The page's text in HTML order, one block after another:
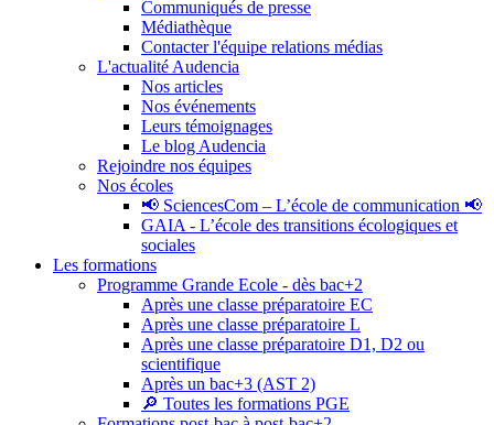
Communiqués de presse
Médiathèque
Contacter l'équipe relations médias
L'actualité Audencia
Nos articles
Nos événements
Leurs témoignages
Le blog Audencia
Rejoindre nos équipes
Nos écoles
📢 SciencesCom – L’école de communication 📢
GAIA - L’école des transitions écologiques et
sociales
Les formations
Programme Grande Ecole - dès bac+2
Après une classe préparatoire EC
Après une classe préparatoire L
Après une classe préparatoire D1, D2 ou
scientifique
Après un bac+3 (AST 2)
🔎 Toutes les formations PGE